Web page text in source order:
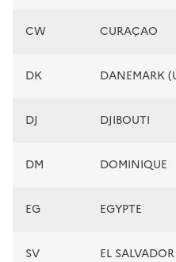
CW CURAÇAO
DK DANEMARK
DJ DJIBOUTI
DM DOMINIQUE
EG EGYPTE
SV EL SALVADOR